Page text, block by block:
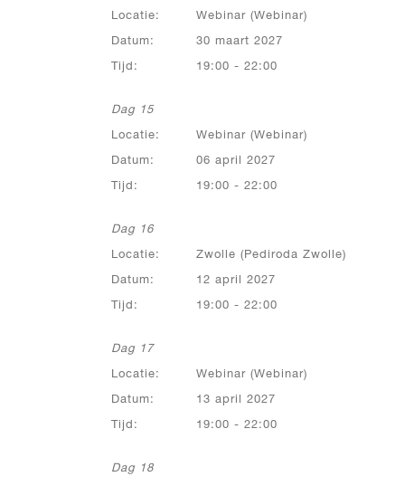
Locatie: Webinar (Webinar)
Datum: 30 maart 2027
Tijd: 19:00 - 22:00
Dag 15
Locatie: Webinar (Webinar)
Datum: 06 april 2027
Tijd: 19:00 - 22:00
Dag 16
Locatie: Zwolle (Pediroda Zwolle)
Datum: 12 april 2027
Tijd: 19:00 - 22:00
Dag 17
Locatie: Webinar (Webinar)
Datum: 13 april 2027
Tijd: 19:00 - 22:00
Dag 18